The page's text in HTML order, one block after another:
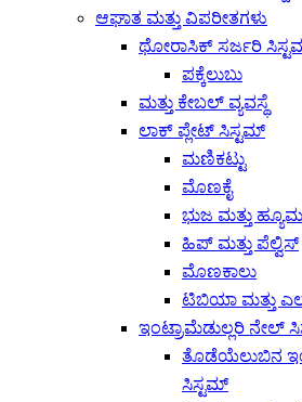
ಆಘಾತ ಮತ್ತು ವಿಪರೀತಗಳು
ಥೋರಾಸಿಕ್ ಸರ್ಜರಿ
ಪಕ್ಕೆಲುಬು
ಮತ್ತು ಕೇಬಲ್ ವ್ಯವಸ್ಥೆ
ಲಾಕ್ ಪ್ಲೇಟ್ ಸಿಸ್ಟಮ್
ಮಣಿಕಟ್ಟು
ಮೊಣಕೈ
ಭುಜ ಮತ್ತು
ಹಿಪ್ ಮತ್ತು ಪೆಲ್ವಿಸ್
ಮೊಣಕಾಲು
ಟಿಬಿಯಾ ಮತ್ತು
ಇಂಟ್ರಾಮೆಡುಲ್ಲರಿ ನೇಲ್
ತೊಡೆಯೆಲುಬಿನ
ಸಿಸ್ಟಮ್